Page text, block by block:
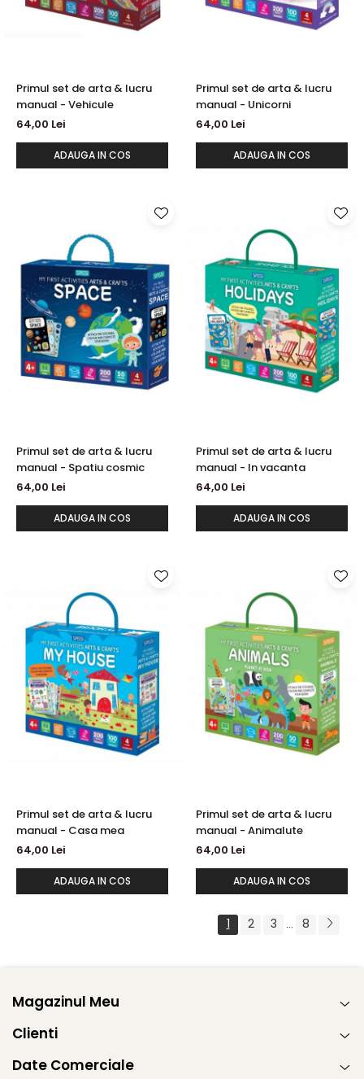
Primul set de arta & lucru
manual - Vehicule
64,00 Lei
ADAUGA IN COS
Primul set de arta & lucru
manual - Unicorni
64,00 Lei
ADAUGA IN COS
Primul set de arta & lucru
manual - Spatiu cosmic
64,00 Lei
ADAUGA IN COS
Primul set de arta & lucru
manual - In vacanta
64,00 Lei
ADAUGA IN COS
Primul set de arta & lucru
manual - Casa mea
64,00 Lei
ADAUGA IN COS
Primul set de arta & lucru
manual - Animalute
64,00 Lei
ADAUGA IN COS
1 2 3 ... 8
Magazinul Meu
Clienti
Date Comerciale